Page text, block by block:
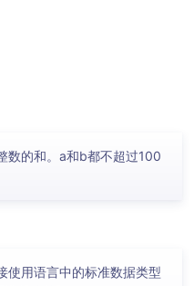
数的和。a和b都不超过100
使用语言中的标准数据类型